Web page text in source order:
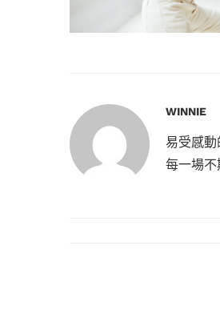
WINNIE
易受感
每一場不